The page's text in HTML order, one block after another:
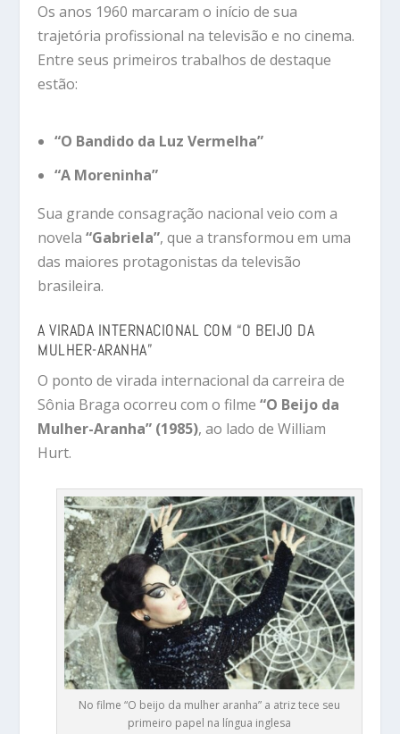
Os anos 1960 marcaram o início de sua
trajetória profissional na televisão e no cinema.
Entre seus primeiros trabalhos de destaque
estão:
“O Bandido da Luz Vermelha”
“A Moreninha”
Sua grande consagração nacional veio com a
novela“Gabriela”, que a transformou em uma
das maiores protagonistas da televisão
brasileira.
A VIRADA INTERNACIONAL COM “O BEIJO DA
MULHER-ARANHA”
O ponto de virada internacional da carreira de
Sônia Braga ocorreu com o filme“O Beijo da
Mulher-Aranha” (1985), ao lado de William
Hurt.
No filme “O beijo da mulher aranha” a atriz tece seu
primeiro papel na língua inglesa